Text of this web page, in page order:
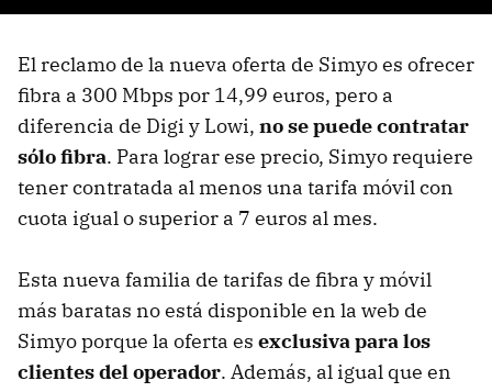
El reclamo de la nueva oferta de Simyo es ofrecer
fibra a 300 Mbps por 14,99 euros, pero a
diferencia de Digi y Lowi, no se puede contratar
sólo fibra. Para lograr ese precio, Simyo requiere
tener contratada al menos una tarifa móvil con
cuota igual o superior a 7 euros al mes.
Esta nueva familia de tarifas de fibra y móvil
más baratas no está disponible en la web de
Simyo porque la oferta es exclusiva para los
clientes del operador. Además, al igual que en